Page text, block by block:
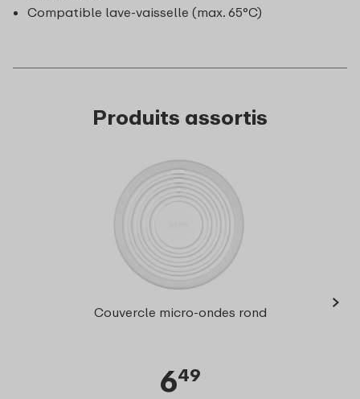
Compatible lave-vaisselle (max. 65°C)
Produits assortis
Couvercle micro-ondes rond
649
Bol
›